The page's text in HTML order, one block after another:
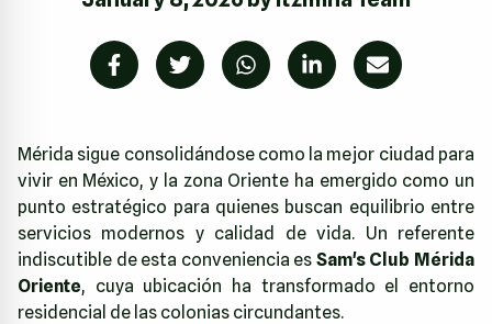
Mérida sigue consolidándose como la mejor ciudad para
vivir en México, y la zona Oriente ha emergido como un
punto estratégico para quienes buscan equilibrio entre
servicios modernos y calidad de vida. Un referente
indiscutible de esta conveniencia es Sam's Club Mérida
Oriente, cuya ubicación ha transformado el entorno
residencial de las colonias circundantes.